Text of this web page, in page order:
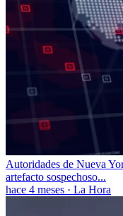
Autoridades de Nueva
artefacto sospechoso...
hace 4 meses · La Hora